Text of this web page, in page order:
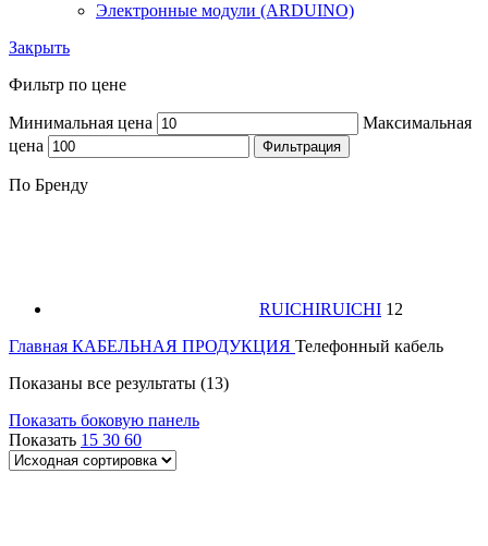
Электронные модули (ARDUINO)
Закрыть
Фильтр по цене
Минимальная цена
Максимальная
цена
Фильтрация
По Бренду
RUICHIRUICHI 12
Главная КАБЕЛЬНАЯ ПРОДУКЦИЯ Телефонный кабель
Показаны все результаты (13)
Показать боковую панель
Показать 15 30 60